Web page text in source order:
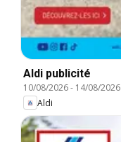
Aldi publicité
10/08/2026- 14/08/2026
Aldi